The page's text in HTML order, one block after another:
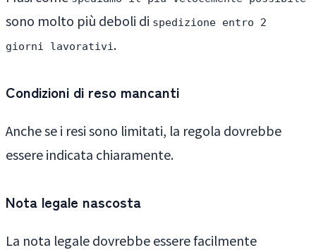
sono molto più deboli di spedizione entro 2
giorni lavorativi .
Condizioni di reso mancanti
Anche se i resi sono limitati, la regola dovrebbe
essere indicata chiaramente.
Nota legale nascosta
La nota legale dovrebbe essere facilmente